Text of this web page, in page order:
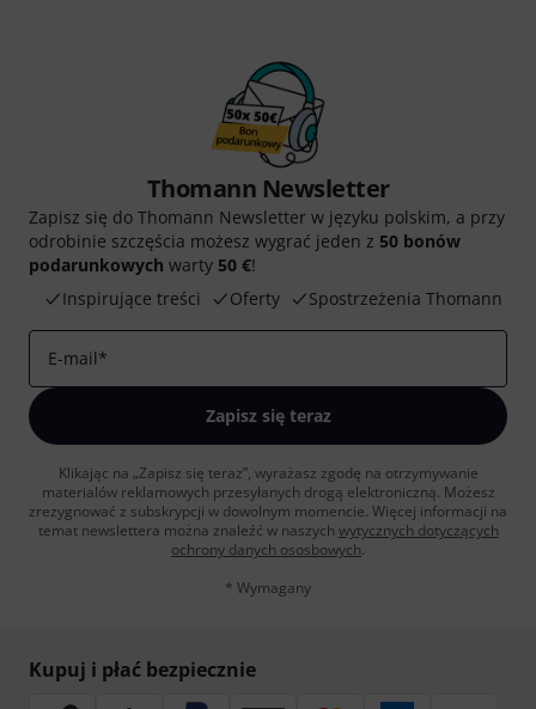
Thomann Newsletter
Zapisz się do Thomann Newsletter w języku polskim, a przy
odrobinie szczęścia możesz wygrać jeden z 50 bonów
podarunkowych warty 50 €!
Inspirujące treści
Oferty Spostrzeżenia Thomann
E-mail*
Zapisz się teraz
Klikając na „Zapisz się teraz”, wyrażasz zgodę na otrzymywanie
materialów reklamowych przesyłanych drogą elektroniczną. Możesz
zrezygnować z subskrypcji w dowolnym momencie. Więcej informacji na
temat newslettera można znaleźć w naszych wytycznych dotyczących
ochrony danych ososbowych.
* Wymagany
Kupuj i płać bezpiecznie